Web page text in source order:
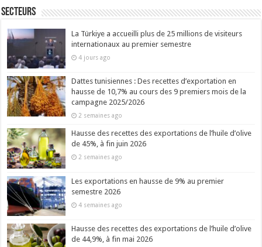
Secteurs
La Türkiye a accueilli plus de 25 millions de visiteurs
internationaux au premier semestre
4 jours ago
Dattes tunisiennes : Des recettes d’exportation en
hausse de 10,7% au cours des 9 premiers mois de la
campagne 2025/2026
2 semaines ago
Hausse des recettes des exportations de l’huile d’olive
de 45%, à fin juin 2026
2 semaines ago
Les exportations en hausse de 9% au premier
semestre 2026
4 semaines ago
Hausse des recettes des exportations de l’huile d’olive
de 44,9%, à fin mai 2026